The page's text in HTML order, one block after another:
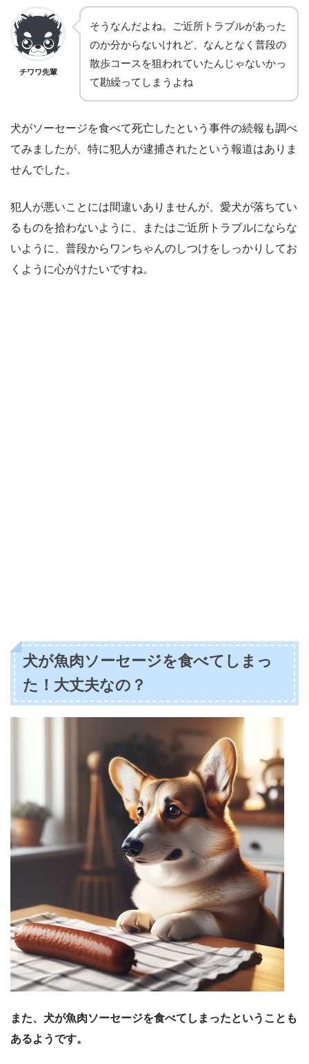
チワワ先輩
そうなんだよね。ご近所トラブルがあった
のか分からないけれど、なんとなく普段の
散歩コースを狙われていたんじゃないかっ
て勘繰ってしまうよね
犬がソーセージを食べて死亡したという事件の続報も調べ
てみましたが、特に犯人が逮捕されたという報道はありま
せんでした。
犯人が悪いことには間違いありませんが、愛犬が落ちてい
るものを拾わないように、またはご近所トラブルにならな
いように、普段からワンちゃんのしつけをしっかりしてお
くように心がけたいですね。
犬が魚肉ソーセージを食べてしまっ
た！大丈夫なの？
また、犬が魚肉ソーセージを食べてしまったということも
あるようです。